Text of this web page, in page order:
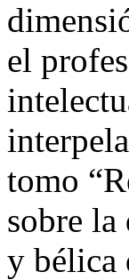
el
tomo
sobre
y bélica